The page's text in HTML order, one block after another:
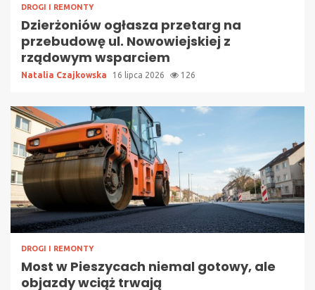
DROGI I REMONTY
Dzierżoniów ogłasza przetarg na
przebudowę ul. Nowowiejskiej z
rządowym wsparciem
Natalia Czajkowska 16 lipca 2026 126
DROGI I REMONTY
Most w Pieszycach niemal gotowy, ale
objazdy wciąż trwają